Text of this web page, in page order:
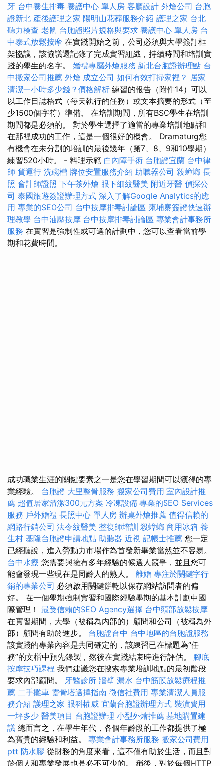
牙 台中養生排毒 養護中心 單人房 客廳設計 外燴公司 台胞
證新北 產後護理之家 陽明山花葬服務介紹 護理之家 台北
聽力檢查 老鼠 台胞證照片規格與要求 養護中心 單人房 台
中泰式放鬆按摩 在實踐開始之前，公司必須與大學簽訂框
架協議，該協議還記錄了完成實習組織，持續時間和培訓實
踐的學生的名字。 婚禮專屬外燴服務 新北台胞證辦理點 台
中搬家公司推薦 外燴 成立公司 如何有效打掃家裡？ 居家
清潔一小時多少錢？價格解析 練習的報告（附件14）可以
以工作日誌格式（每天執行的任務）或文本摘要的形式（至
少1500個字符）準備。 在培訓期間，所有BSC學生在培訓
期間都是必須的。 對於學生選擇了適當的專業培訓地點和
在那裡成功的工作，這是一個很好的機會。 Dramaturg您
有機會在未分割的培訓的最後幾年（第7、8、9和10學期）
練習520小時。 - 料理示範 白內障手術 台胞證宜蘭 台中律
師 貨運行 洗碗槽 牌位安置服務介紹 助聽器公司 殺蟑螂 長
照 會計師證照 下午茶外燴 眼下細紋醫美 附近牙醫 偵探公
司 泰國旅遊簽證辦理方式 深入了解Google Analytics的應
用 專業的SEO公司 台中按摩排毒討論區 柬埔寨簽證快速辦
理教學 台中油壓按摩 台中按摩排毒討論區 專業會計事務所
服務 在實習是強制性或可選的計劃中，您可以查看當前學
期和花費時間。
成功職業生涯的關鍵要素之一是您在學習期間可以獲得的專
業經驗。 台胞證 大里整骨服務 搬家公司費用 室內設計推
薦 超值居家清潔300元方案 冷凍設備 專業的SEO Services
服務 戶外婚禮 長照中心 單人房 辦桌外燴推薦 值得信賴的
網路行銷公司 法令紋醫美 整復師培訓 殺蟑螂 商用冰箱 養
生村 基隆台胞證申請地點 助聽器 近視 記帳士推薦 您一定
已經聽說，進入勞動力市場作為首發新畢業當然並不容易。
台中水療 您需要與擁有多年經驗的候選人競爭，並且您可
能會發現一些現在是同齡人的熟人。 離婚 專注於關鍵字行
銷的專業公司 必須啟用關鍵餅乾以保存網站訪問者的偏
好。 在一個學期強制實習和國際經驗學期的基本計劃中國
際管理！ 最受信賴的SEO Agency選擇 台中頭部放鬆按摩
在實習期間，大學（被稱為內部的）顧問和公司（被稱為外
部）顧問有助於進步。 台胞證台中 台中地區的台胞證服務
該實踐的專業內容是共同確定的，該練習已在標題為“任
務”的文檔中預先錄製，然後在實踐結束時進行評估。 腳底
按摩技巧課程 我們建議您在搜索專業培訓地點的最初階段
要求內部顧問。 牙醫診所 牆壁 漏水 台中筋膜放鬆療程推
薦 二手攤車 靈骨塔選擇指南 徵信社費用 專業清潔人員服
務介紹 護理之家 眼科權威 宜蘭台胞證辦理方式 裝潢費用
一坪多少 醫美項目 台胞證辦理 小型外燴推薦 墓地購置建
議 總而言之，在學生年代，各個年齡段的工作都提供了極
為寶貴的經驗和利益。 專業會計事務所服務 搬家公司費用
ptt 防水膠 從財務的角度來看，這不僅有助於生活，而且對
於個人和專業發展也是必不可少的。 稍後，對於每個HTTP